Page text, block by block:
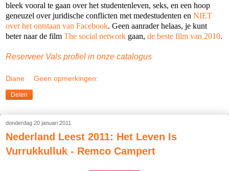
bleek vooral te gaan over het studentenleven, seks, en een hoop
geneuzel over juridische conflicten met medestudenten en NIET
over het ontstaan van Facebook. Geen aanrader helaas, je kunt
beter naar de film The social network gaan, de beste film van 2010.
Reserveer Vals profiel in onze catalogus
Diane Geen opmerkingen:
Delen
donderdag 20 januari 2011
Nederland Leest 2011: Het Leven Is
Vurrukkulluk - Remco Campert